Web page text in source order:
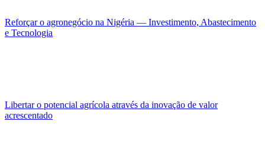
Reforçar o agronegócio na Nigéria — Investimento, Abastecimento
e Tecnologia
Libertar o potencial agrícola através da inovação de valor
acrescentado